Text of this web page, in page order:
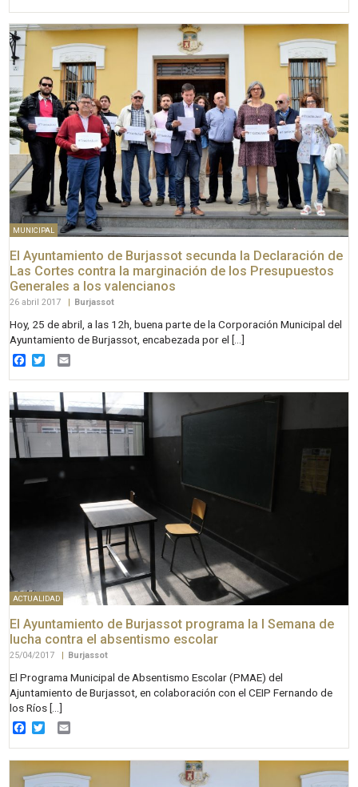
MUNICIPAL
El Ayuntamiento de Burjassot secunda la Declaración de
Las Cortes contra la marginación de los Presupuestos
Generales a los valencianos
26 abril 2017 Burjassot
Hoy, 25 de abril, a las 12h, buena parte de la Corporación Municipal del
Ayuntamiento de Burjassot, encabezada por el […]
Facebook
Twitter
ACTUALIDAD
El Ayuntamiento de Burjassot programa la I Semana de
lucha contra el absentismo escolar
25/04/2017 | Burjassot
El Programa Municipal de Absentismo Escolar (PMAE) del
Ajuntamiento de Burjassot, en colaboración con el CEIP Fernando de
los Ríos […]
Facebook
Twitter